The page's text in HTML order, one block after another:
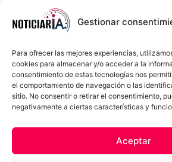
Gestionar
Para ofrecer las mejores experiencias,
cookies para almacenar y/o acceder a la
consentimiento de estas tecnologías nos
el comportamiento de navegación o las
sitio. No consentir o retirar el consentimiento,
negativamente a ciertas características y
Aceptar
Política de cookies
Términos y Condiciones
Aviso